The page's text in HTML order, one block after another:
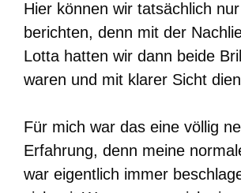
Hier können wir tatsächlich
berichten, denn mit der
Lotta hatten wir dann beide
waren und mit klarer Sicht
Für mich war das eine völlig
Erfahrung, denn meine
war eigentlich immer